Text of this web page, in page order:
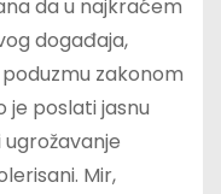
da u najkraćem
događaja,
zakonom
je poslati jasnu
Mir,